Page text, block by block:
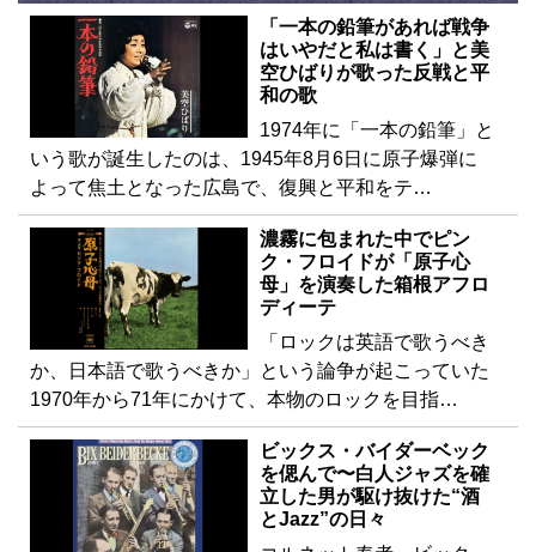
「一本の鉛筆があれば戦争
はいやだと私は書く」と美
空ひばりが歌った反戦と平
和の歌
1974年に「一本の鉛筆」と
いう歌が誕生したのは、1945年8月6日に原子爆弾に
よって焦土となった広島で、復興と平和をテ…
濃霧に包まれた中でピン
ク・フロイドが「原子心
母」を演奏した箱根アフロ
ディーテ
「ロックは英語で歌うべき
か、日本語で歌うべきか」という論争が起こっていた
1970年から71年にかけて、本物のロックを目指…
ビックス・バイダーベック
を偲んで〜白人ジャズを確
立した男が駆け抜けた“酒
とJazz”の日々